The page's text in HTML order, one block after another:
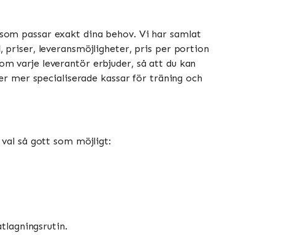
passar exakt dina behov. Vi har samlat
leveransmöjligheter, pris per portion
varje leverantör erbjuder, så att du kan
mer specialiserade kassar för träning och
så gott som möjligt: